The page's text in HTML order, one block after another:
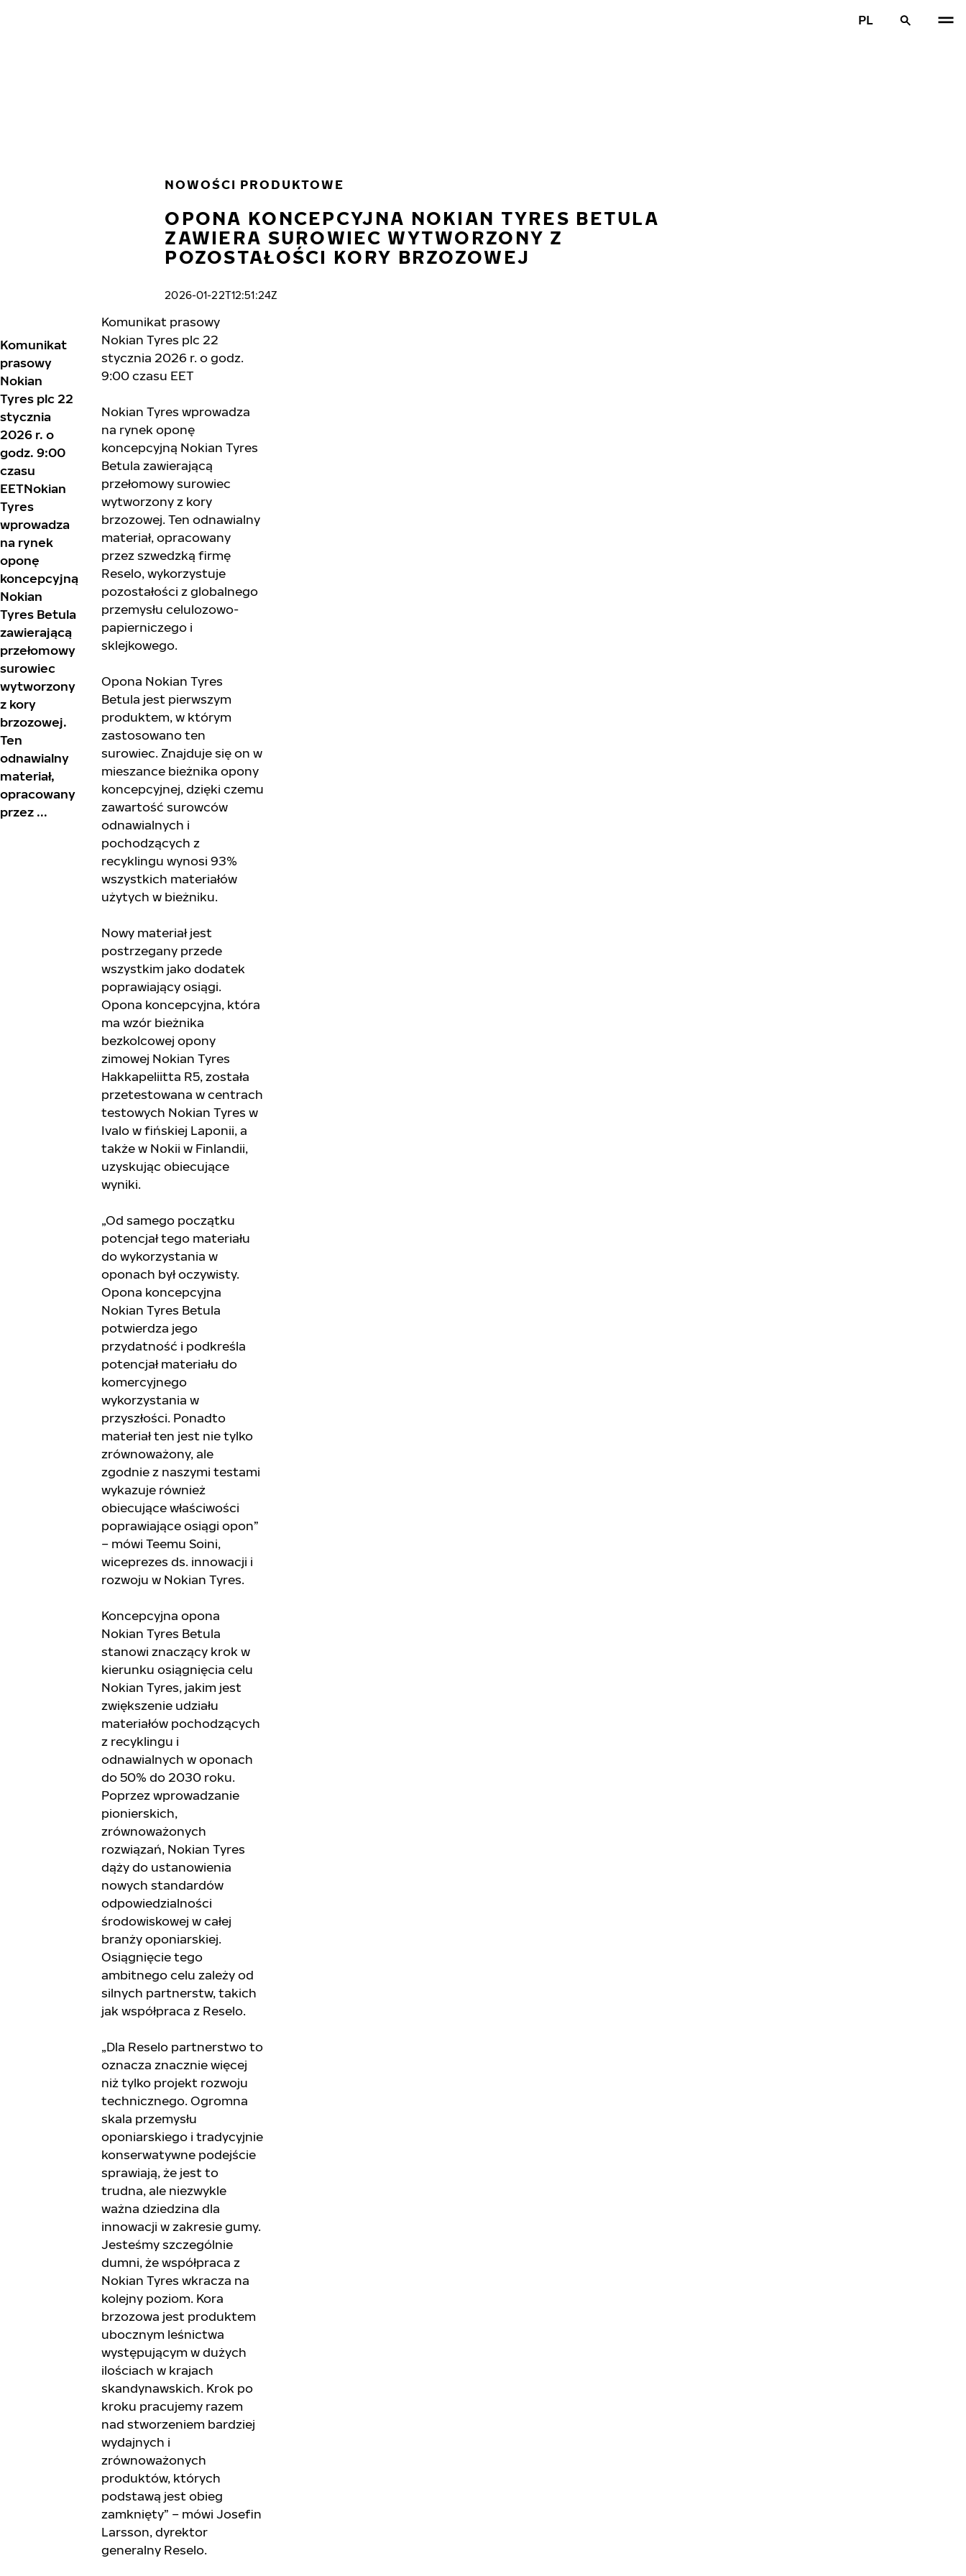
PL
NOWOŚCI PRODUKTOWE
OPONA KONCEPCYJNA NOKIAN TYRES BETULA
ZAWIERA SUROWIEC WYTWORZONY Z
POZOSTAŁOŚCI KORY BRZOZOWEJ
2026-01-22T12:51:24Z
Komunikat
prasowy
Nokian
Tyres plc 22
stycznia
2026 r. o
godz. 9:00
czasu
EETNokian
Tyres
wprowadza
na rynek
oponę
koncepcyjną
Nokian
Tyres Betula
zawierającą
przełomowy
surowiec
wytworzony
z kory
brzozowej.
Ten
odnawialny
materiał,
opracowany
przez ...
Komunikat prasowy
Nokian Tyres plc 22
stycznia 2026 r. o godz.
9:00 czasu EET
Nokian Tyres wprowadza
na rynek oponę
koncepcyjną Nokian Tyres
Betula zawierającą
przełomowy surowiec
wytworzony z kory
brzozowej. Ten odnawialny
materiał, opracowany
przez szwedzką firmę
Reselo, wykorzystuje
pozostałości z globalnego
przemysłu celulozowo-
papierniczego i
sklejkowego.
Opona Nokian Tyres
Betula jest pierwszym
produktem, w którym
zastosowano ten
surowiec. Znajduje się on w
mieszance bieżnika opony
koncepcyjnej, dzięki czemu
zawartość surowców
odnawialnych i
pochodzących z
recyklingu wynosi 93%
wszystkich materiałów
użytych w bieżniku.
Nowy materiał jest
postrzegany przede
wszystkim jako dodatek
poprawiający osiągi.
Opona koncepcyjna, która
ma wzór bieżnika
bezkolcowej opony
zimowej Nokian Tyres
Hakkapeliitta R5, została
przetestowana w centrach
testowych Nokian Tyres w
Ivalo w fińskiej Laponii, a
także w Nokii w Finlandii,
uzyskując obiecujące
wyniki.
„Od samego początku
potencjał tego materiału
do wykorzystania w
oponach był oczywisty.
Opona koncepcyjna
Nokian Tyres Betula
potwierdza jego
przydatność i podkreśla
potencjał materiału do
komercyjnego
wykorzystania w
przyszłości. Ponadto
materiał ten jest nie tylko
zrównoważony, ale
zgodnie z naszymi testami
wykazuje również
obiecujące właściwości
poprawiające osiągi opon”
– mówi Teemu Soini,
wiceprezes ds. innowacji i
rozwoju w Nokian Tyres.
Koncepcyjna opona
Nokian Tyres Betula
stanowi znaczący krok w
kierunku osiągnięcia celu
Nokian Tyres, jakim jest
zwiększenie udziału
materiałów pochodzących
z recyklingu i
odnawialnych w oponach
do 50% do 2030 roku.
Poprzez wprowadzanie
pionierskich,
zrównoważonych
rozwiązań, Nokian Tyres
dąży do ustanowienia
nowych standardów
odpowiedzialności
środowiskowej w całej
branży oponiarskiej.
Osiągnięcie tego
ambitnego celu zależy od
silnych partnerstw, takich
jak współpraca z Reselo.
„Dla Reselo partnerstwo to
oznacza znacznie więcej
niż tylko projekt rozwoju
technicznego. Ogromna
skala przemysłu
oponiarskiego i tradycyjnie
konserwatywne podejście
sprawiają, że jest to
trudna, ale niezwykle
ważna dziedzina dla
innowacji w zakresie gumy.
Jesteśmy szczególnie
dumni, że współpraca z
Nokian Tyres wkracza na
kolejny poziom. Kora
brzozowa jest produktem
ubocznym leśnictwa
występującym w dużych
ilościach w krajach
skandynawskich. Krok po
kroku pracujemy razem
nad stworzeniem bardziej
wydajnych i
zrównoważonych
produktów, których
podstawą jest obieg
zamknięty” – mówi Josefin
Larsson, dyrektor
generalny Reselo.